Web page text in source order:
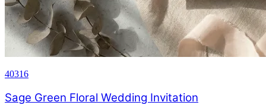
40316
Sage Green Floral Wedding Invitation